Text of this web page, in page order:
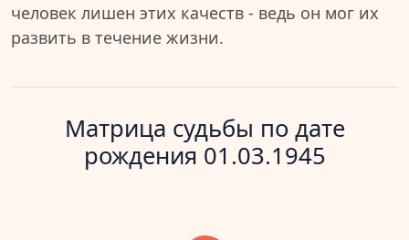
человек лишен этих качеств - ведь он мог их
развить в течение жизни.
Матрица судьбы по дате
рождения 01.03.1945